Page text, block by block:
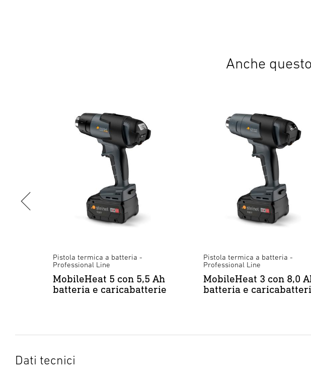
Anche
Pistola termica a batteria -
Professional Line
MobileHeat 5 con 5,5 Ah
batteria e caricabatterie
Pistola termica a batteria -
Professional Line
MobileHeat 3 con 8,0
batteria e
Dati tecnici